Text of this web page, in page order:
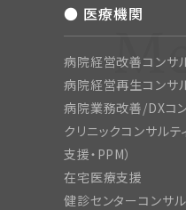
● 医療機関
病院経営改善コンサ
病院経営再生コンサ
病院業務改善/DXコ
クリニックコンサルテ
支援・PPM）
在宅医療支援
健診センターコンサ